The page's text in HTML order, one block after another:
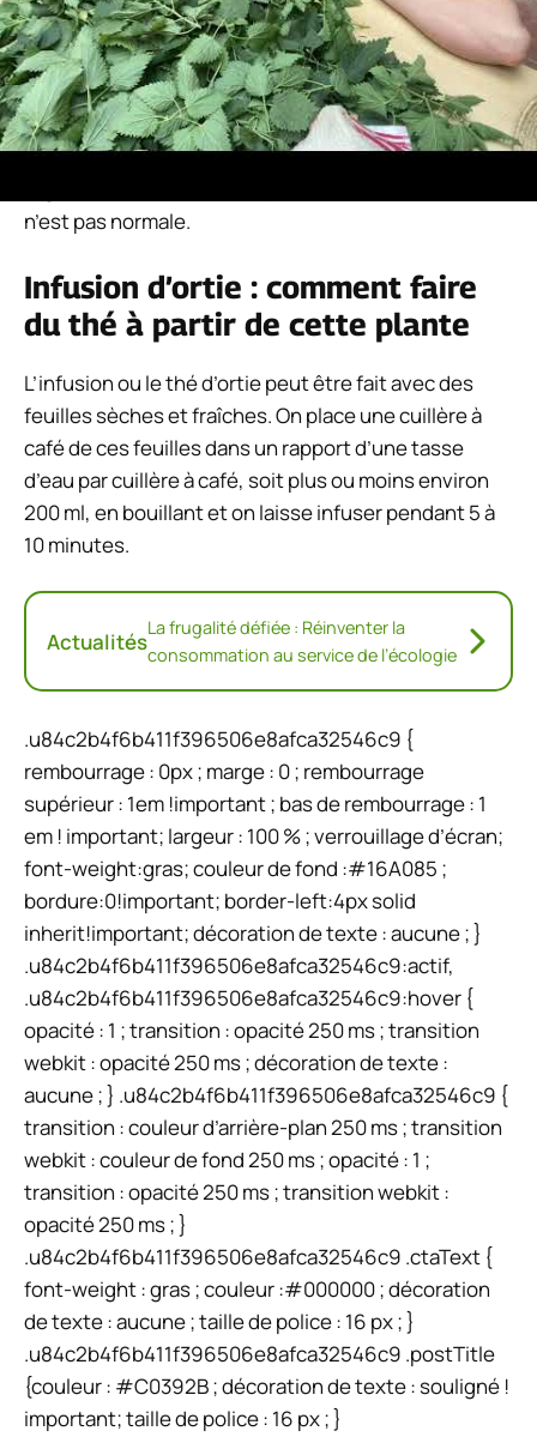
jardin. Le lisier d’ortie est connu pour repousser les
parasites et soigner nos plantes. Bien qu’elle ne soit
généralement pas cultivée dans les zones où elle
pousse naturellement, c’est-à-dire en tant que soi-
disant « mauvaise herbe », elle se fait dans d’autres
n’est pas normale.
Infusion d’ortie : comment faire
du thé à partir de cette plante
L’infusion ou le thé d’ortie peut être fait avec des
feuilles sèches et fraîches. On place une cuillère à
café de ces feuilles dans un rapport d’une tasse
d’eau par cuillère à café, soit plus ou moins environ
200 ml, en bouillant et on laisse infuser pendant 5 à
10 minutes.
ActualitésLa frugalité défiée : Réinventer la
consommation au service de l’écologie
.u84c2b4f6b411f396506e8afca32546c9 {
rembourrage : 0px ; marge : 0 ; rembourrage
supérieur : 1em !important ; bas de rembourrage : 1
em ! important; largeur : 100 % ; verrouillage d’écran;
font-weight:gras; couleur de fond :#16A085 ;
bordure:0!important; border-left:4px solid
inherit!important; décoration de texte : aucune ; }
.u84c2b4f6b411f396506e8afca32546c9:actif,
.u84c2b4f6b411f396506e8afca32546c9:hover {
opacité : 1 ; transition : opacité 250 ms ; transition
webkit : opacité 250 ms ; décoration de texte :
aucune ; } .u84c2b4f6b411f396506e8afca32546c9 {
transition : couleur d’arrière-plan 250 ms ; transition
webkit : couleur de fond 250 ms ; opacité : 1 ;
transition : opacité 250 ms ; transition webkit :
opacité 250 ms ; }
.u84c2b4f6b411f396506e8afca32546c9 .ctaText {
font-weight : gras ; couleur :#000000 ; décoration
de texte : aucune ; taille de police : 16 px ; }
.u84c2b4f6b411f396506e8afca32546c9 .postTitle
{couleur : #C0392B ; décoration de texte : souligné !
important; taille de police : 16 px ; }